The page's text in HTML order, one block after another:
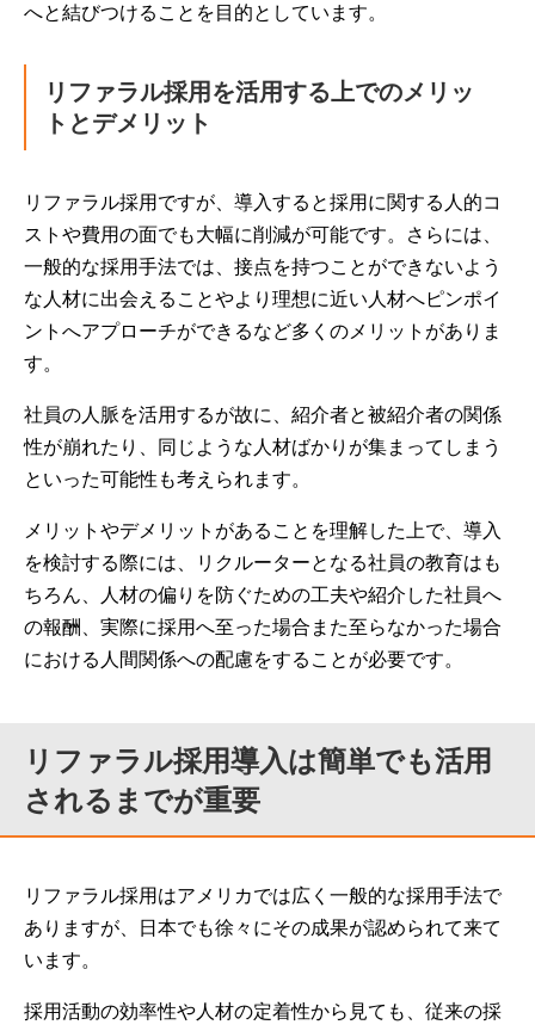
へと結びつけることを目的としています。
リファラル採用を活用する上でのメリッ
トとデメリット
リファラル採用ですが、導入すると採用に関する人的コ
ストや費用の面でも大幅に削減が可能です。さらには、
一般的な採用手法では、接点を持つことができないよう
な人材に出会えることやより理想に近い人材へピンポイ
ントへアプローチができるなど多くのメリットがありま
す。
社員の人脈を活用するが故に、紹介者と被紹介者の関係
性が崩れたり、同じような人材ばかりが集まってしまう
といった可能性も考えられます。
メリットやデメリットがあることを理解した上で、導入
を検討する際には、リクルーターとなる社員の教育はも
ちろん、人材の偏りを防ぐための工夫や紹介した社員へ
の報酬、実際に採用へ至った場合また至らなかった場合
における人間関係への配慮をすることが必要です。
リファラル採用導入は簡単でも活用
されるまでが重要
リファラル採用はアメリカでは広く一般的な採用手法で
ありますが、日本でも徐々にその成果が認められて来て
います。
採用活動の効率性や人材の定着性から見ても、従来の採